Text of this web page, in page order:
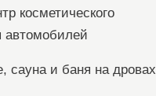
косметического
автомобилей
сауна и баня на дровах